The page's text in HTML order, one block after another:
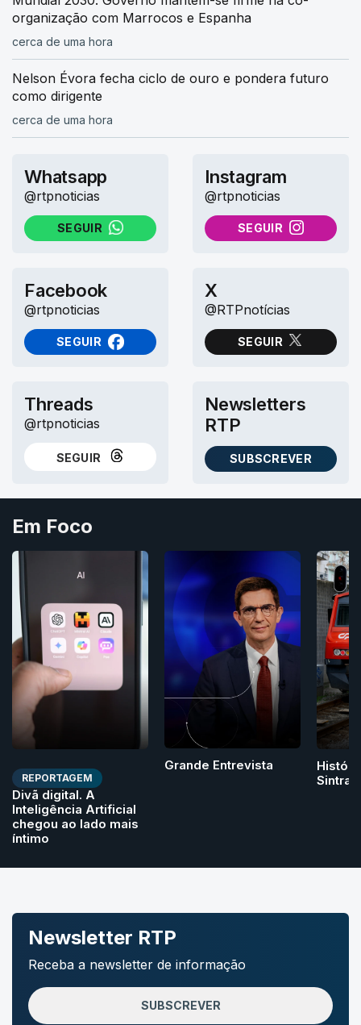
organização com Marrocos e Espanha
cerca de uma hora
Nelson Évora fecha ciclo de ouro e pondera futuro
como dirigente
cerca de uma hora
Whatsapp
@rtpnoticias
SEGUIR
NO WHATSAPP
Instagram
@rtpnoticias
SEGUIR
NO INSTAGRAM
Facebook
@rtpnoticias
SEGUIR
NO FACEBOOK
X
@RTPnotícias
SEGUIR
NO X (TWITTER)
Threads
@rtpnoticias
SEGUIR
NO THREADS
Newsletters
RTP
SUBSCREVER
AS NEWSLETTERS RTP
Em Foco
REPORTAGEM
Divã digital. A
Inteligência Artificial
chegou ao lado mais
íntimo
Grande Entrevista
Sintra
Newsletter RTP
Receba a newsletter de informação
SUBSCREVER